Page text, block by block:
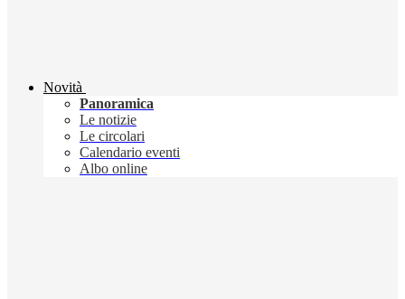
Novità
Panoramica
Le notizie
Le circolari
Calendario eventi
Albo online